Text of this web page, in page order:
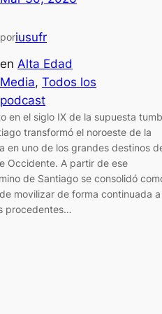
poriusufr
en Alta Edad
Media, Todos los
podcast
en el siglo IX de la supuesta
transformó el noroeste de la
en uno de los grandes destinos
Occidente. A partir de ese
de Santiago se consolidó
movilizar de forma continuada a
procedentes…